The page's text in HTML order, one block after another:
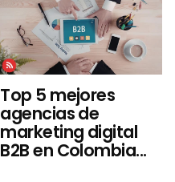
Top 5 mejores
agencias de
marketing digital
B2B en Colombia...